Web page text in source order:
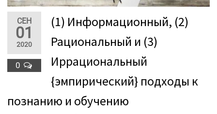
СЕН
01
2020
0
(1) Информационный, (2)
Рациональный и (3)
Иррациональный
{эмпирический} подходы к
познанию и обучению